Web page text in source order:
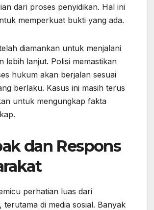
dari proses penyidikan. Hal ini
memperkuat bukti yang ada.
diamankan untuk menjalani
lebih lanjut. Polisi memastikan
hukum akan berjalan sesuai
berlaku. Kasus ini masih terus
untuk mengungkap fakta
dan Respons
perhatian luas dari
terutama di media sosial. Banyak